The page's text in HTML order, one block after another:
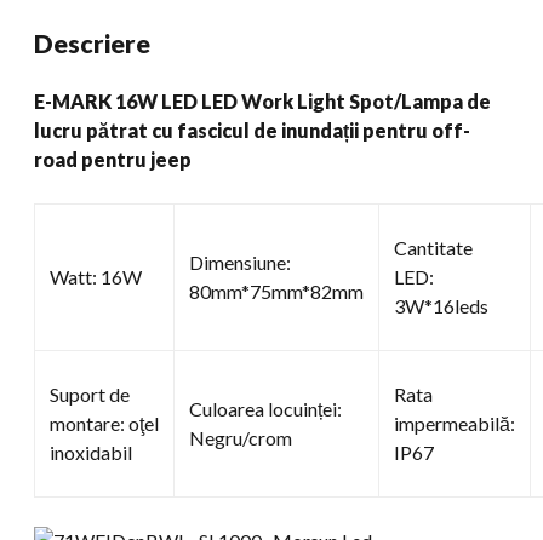
fascicul
inundații
pentru
off-
cantitate
Descriere
E-MARK 16W LED LED Work Light Spot/Lampa de
lucru pătrat cu fascicul de inundații pentru off-
road pentru jeep
Watt: 16W
Dimensiune:
80mm*75mm*82mm
Cantitate
LED:
3W*16leds
Suport de
montare: oţel
inoxidabil
Culoarea locuinței:
Negru/crom
Rata
impermeabilă:
IP67